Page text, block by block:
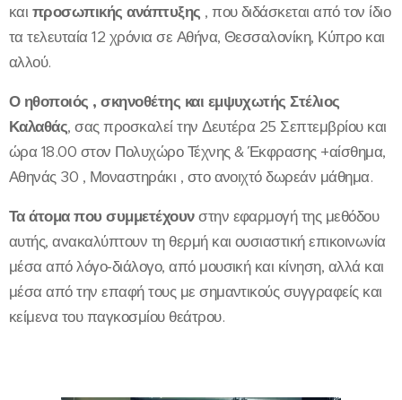
και προσωπικής ανάπτυξης , που διδάσκεται από τον ίδιο
τα τελευταία 12 χρόνια σε Αθήνα, Θεσσαλονίκη, Κύπρο και
αλλού.
Ο ηθοποιός , σκηνοθέτης και εμψυχωτής Στέλιος
Καλαθάς, σας προσκαλεί την Δευτέρα 25 Σεπτεμβρίου και
ώρα 18.00 στον Πολυχώρο Τέχνης & Έκφρασης +αίσθημα,
Αθηνάς 30 , Μοναστηράκι , στο ανοιχτό δωρεάν μάθημα.
Τα άτομα που συμμετέχουνστην εφαρμογή της μεθόδου
αυτής, ανακαλύπτουν τη θερμή και ουσιαστική επικοινωνία
μέσα από λόγο-διάλογο, από μουσική και κίνηση, αλλά και
μέσα από την επαφή τους με σημαντικούς συγγραφείς και
κείμενα του παγκοσμίου θεάτρου.